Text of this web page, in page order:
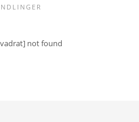
not found